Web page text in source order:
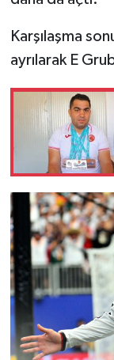
Karşılaşma
ayrılarak E